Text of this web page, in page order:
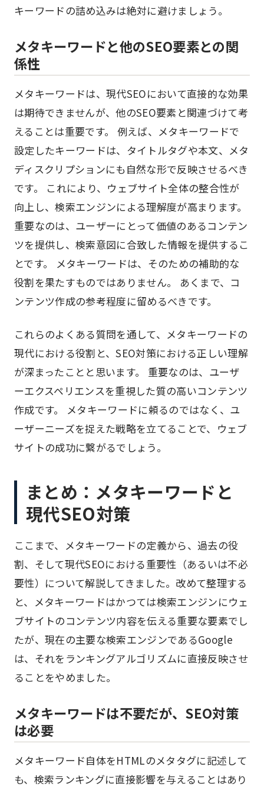
キーワードの詰め込みは絶対に避けましょう。
メタキーワードと他のSEO要素との関
係性
メタキーワードは、現代SEOにおいて直接的な効果
は期待できませんが、他のSEO要素と関連づけて考
えることは重要です。 例えば、メタキーワードで
設定したキーワードは、タイトルタグや本文、メタ
ディスクリプションにも自然な形で反映させるべき
です。 これにより、ウェブサイト全体の整合性が
向上し、検索エンジンによる理解度が高まります。
重要なのは、ユーザーにとって価値のあるコンテン
ツを提供し、検索意図に合致した情報を提供するこ
とです。 メタキーワードは、そのための補助的な
役割を果たすものではありません。 あくまで、コ
ンテンツ作成の参考程度に留めるべきです。
これらのよくある質問を通して、メタキーワードの
現代における役割と、SEO対策における正しい理解
が深まったことと思います。 重要なのは、ユーザ
ーエクスペリエンスを重視した質の高いコンテンツ
作成です。 メタキーワードに頼るのではなく、ユ
ーザーニーズを捉えた戦略を立てることで、ウェブ
サイトの成功に繋がるでしょう。
まとめ：メタキーワードと
現代SEO対策
ここまで、メタキーワードの定義から、過去の役
割、そして現代SEOにおける重要性（あるいは不必
要性）について解説してきました。改めて整理する
と、メタキーワードはかつては検索エンジンにウェ
ブサイトのコンテンツ内容を伝える重要な要素でし
たが、現在の主要な検索エンジンであるGoogle
は、それをランキングアルゴリズムに直接反映させ
ることをやめました。
メタキーワードは不要だが、SEO対策
は必要
メタキーワード自体をHTMLのメタタグに記述して
も、検索ランキングに直接影響を与えることはあり